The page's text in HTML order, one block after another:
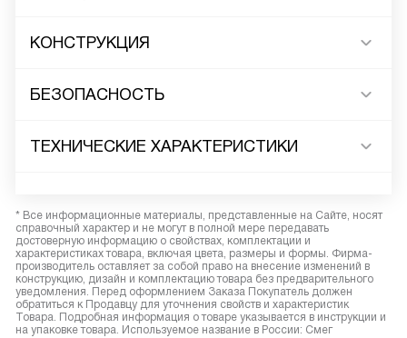
КОНСТРУКЦИЯ
БЕЗОПАСНОСТЬ
ТЕХНИЧЕСКИЕ ХАРАКТЕРИСТИКИ
* Все информационные материалы, представленные на Сайте, носят
справочный характер и не могут в полной мере передавать
достоверную информацию о свойствах, комплектации и
характеристиках товара, включая цвета, размеры и формы. Фирма-
производитель оставляет за собой право на внесение изменений в
конструкцию, дизайн и комплектацию товара без предварительного
уведомления. Перед оформлением Заказа Покупатель должен
обратиться к Продавцу для уточнения свойств и характеристик
Товара. Подробная информация о товаре указывается в инструкции и
на упаковке товара. Используемое название в России: Смег